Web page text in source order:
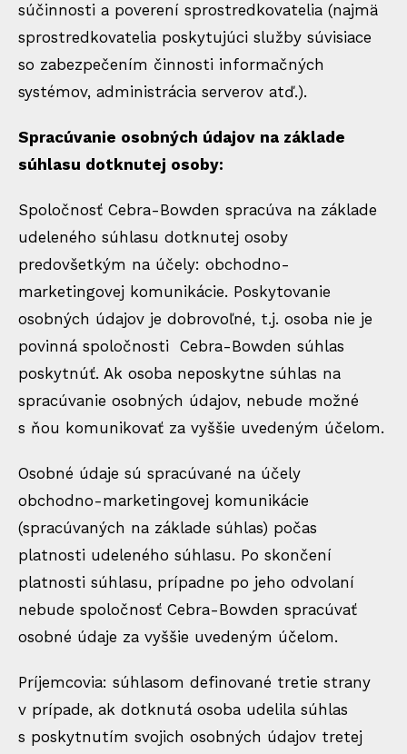
súčinnosti a poverení sprostredkovatelia (najmä
sprostredkovatelia poskytujúci služby súvisiace
so zabezpečením činnosti informačných
systémov, administrácia serverov atď.).
Spracúvanie osobných údajov na základe
súhlasu dotknutej osoby:
Spoločnosť Cebra-Bowden spracúva na základe
udeleného súhlasu dotknutej osoby
predovšetkým na účely: obchodno-
marketingovej komunikácie. Poskytovanie
osobných údajov je dobrovoľné, t.j. osoba nie je
povinná spoločnosti Cebra-Bowden súhlas
poskytnúť. Ak osoba neposkytne súhlas na
spracúvanie osobných údajov, nebude možné
s ňou komunikovať za vyššie uvedeným účelom.
Osobné údaje sú spracúvané na účely
obchodno-marketingovej komunikácie
(spracúvaných na základe súhlas) počas
platnosti udeleného súhlasu. Po skončení
platnosti súhlasu, prípadne po jeho odvolaní
nebude spoločnosť Cebra-Bowden spracúvať
osobné údaje za vyššie uvedeným účelom.
Príjemcovia: súhlasom definované tretie strany
v prípade, ak dotknutá osoba udelila súhlas
s poskytnutím svojich osobných údajov tretej